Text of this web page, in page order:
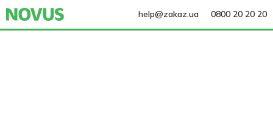
help@zakaz.ua 0800 20 20 20